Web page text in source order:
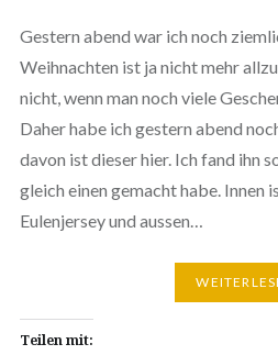
Gestern abend war ich noch
Weihnachten ist ja nicht mehr
nicht, wenn man noch viele
Daher habe ich gestern abend
davon ist dieser hier. Ich fand ihn
gleich einen gemacht habe. Innen
Eulenjersey und aussen…
Teilen mit: